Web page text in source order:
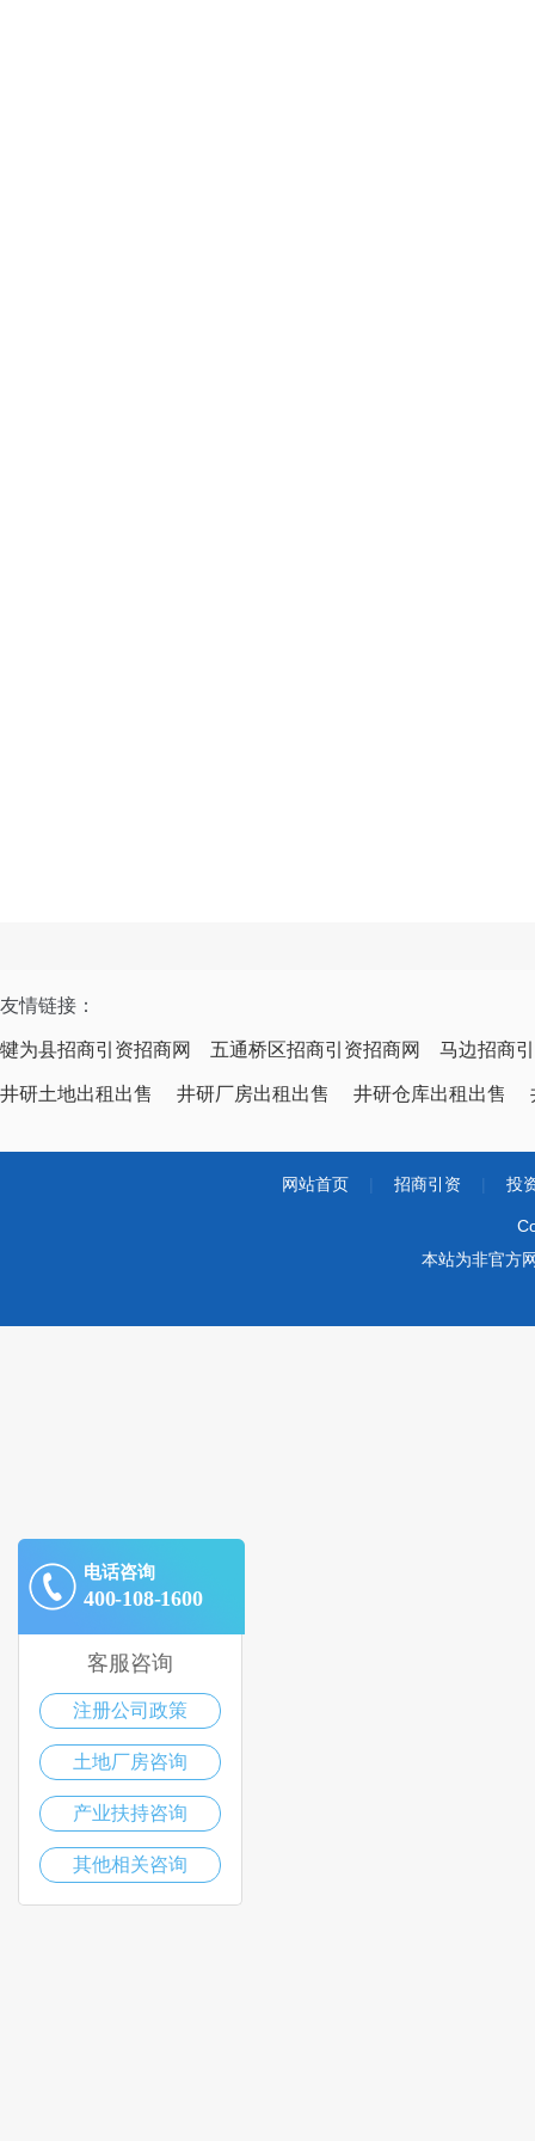
友情链接：
犍为县招商引资招商网 五通桥区招商引资招商网 马边招商
井研土地出租出售 井研厂房出租出售 井研仓库出租出售
网站首页 招商引资 投
本站为非官方
电话咨询
400-108-1600
客服咨询
注册公司政策
土地厂房咨询
产业扶持咨询
其他相关咨询